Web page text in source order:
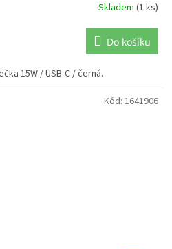
Skladem (1 ks)
Do košíku
15W / USB-C / černá.
Kód: 1641906